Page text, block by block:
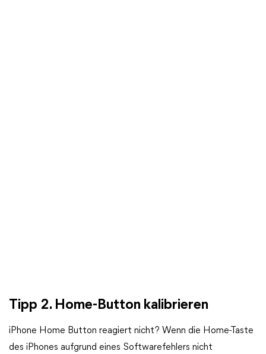
Tipp 2. Home-Button kalibrieren
iPhone Home Button reagiert nicht? Wenn die Home-Taste
des iPhones aufgrund eines Softwarefehlers nicht